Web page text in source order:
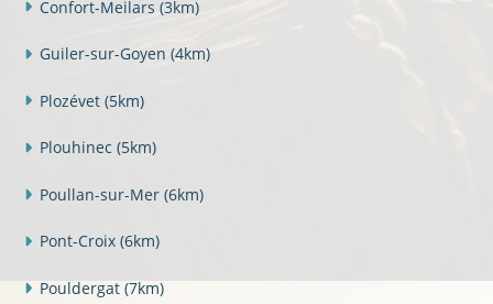
Confort-Meilars (3km)
Guiler-sur-Goyen (4km)
Plozévet (5km)
Plouhinec (5km)
Poullan-sur-Mer (6km)
Pont-Croix (6km)
Pouldergat (7km)